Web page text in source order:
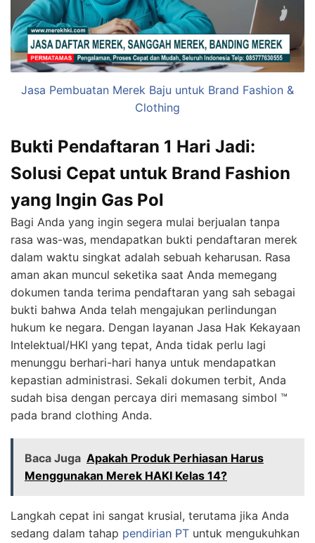
Jasa Pembuatan Merek Baju untuk Brand Fashion &
Clothing
Bukti Pendaftaran 1 Hari Jadi:
Solusi Cepat untuk Brand Fashion
yang Ingin Gas Pol
Bagi Anda yang ingin segera mulai berjualan tanpa
rasa was-was, mendapatkan bukti pendaftaran merek
dalam waktu singkat adalah sebuah keharusan. Rasa
aman akan muncul seketika saat Anda memegang
dokumen tanda terima pendaftaran yang sah sebagai
bukti bahwa Anda telah mengajukan perlindungan
hukum ke negara. Dengan layanan Jasa Hak Kekayaan
Intelektual/HKI yang tepat, Anda tidak perlu lagi
menunggu berhari-hari hanya untuk mendapatkan
kepastian administrasi. Sekali dokumen terbit, Anda
sudah bisa dengan percaya diri memasang simbol ™
pada brand clothing Anda.
Baca Juga Apakah Produk Perhiasan Harus
Menggunakan Merek HAKI Kelas 14?
Langkah cepat ini sangat krusial, terutama jika Anda
sedang dalam tahap pendirian PT untuk mengukuhkan